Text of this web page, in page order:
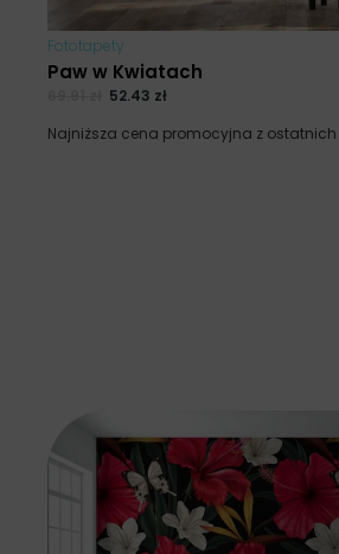
Fototapety
Paw w Kwiatach
52.43 zł
Najniższa cena promocyjna z ostatnich